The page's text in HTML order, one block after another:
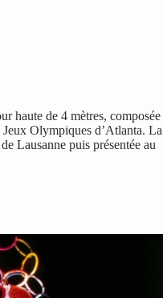
haute de 4 mètres, composée
Jeux Olympiques d’Atlanta. La
Lausanne puis présentée au